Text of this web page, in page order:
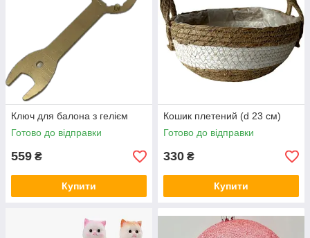
Ключ для балона з гелієм
Готово до відправки
559 ₴
Купити
Кошик плетений (d 23 см)
Готово до відправки
330 ₴
Купити